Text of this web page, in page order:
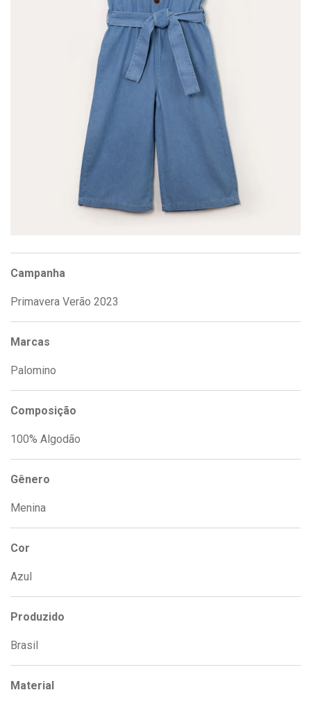
Campanha
Primavera Verão 2023
Marcas
Palomino
Composição
100% Algodão
Gênero
Menina
Cor
Azul
Produzido
Brasil
Material